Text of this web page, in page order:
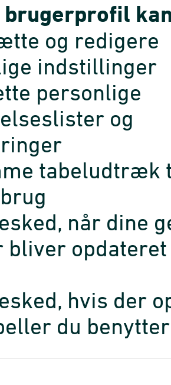
brugerprofil
og redigere
indstillinger
personlige
og
tabeludtræk
når dine
bliver opdateret
hvis der
du benytter